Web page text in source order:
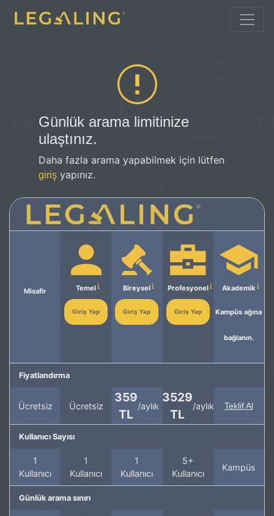
Günlük arama limitinize
ulaştınız.
Daha fazla arama yapabilmek için lütfen
giriş yapınız.
Misafir Temel
Giriş Yap
Bireysel
Giriş Yap
Profesyonel
Giriş Yap
Akademik
Kampüs ağına
bağlanın.
Fiyatlandırma
Ücretsiz Ücretsiz
359
TL
/aylık
3529
TL
/aylık Teklif Al
Kullanıcı Sayısı
1
Kullanıcı
1
Kullanıcı
1
Kullanıcı
5+
Kullanıcı
Kampüs
Günlük arama sınırı